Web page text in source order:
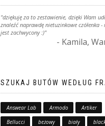
"dziękuję za to zestawienie, dzięki Wam
znaleźć naprawdę nietuzinkowe czółenka
jest zachwycony :)"
- Kamila,
SZUKAJ BUTÓW WEDŁUG
Answear Lab Armodo
Artiker
Bellucci
beżowy biały